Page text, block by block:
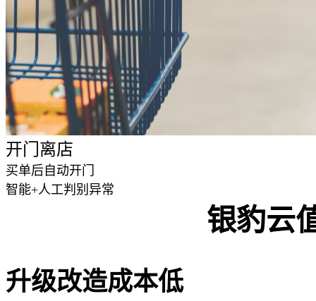
开门离店
买单后自动开门
智能+人工判别异常
银豹云
升级改造成本低